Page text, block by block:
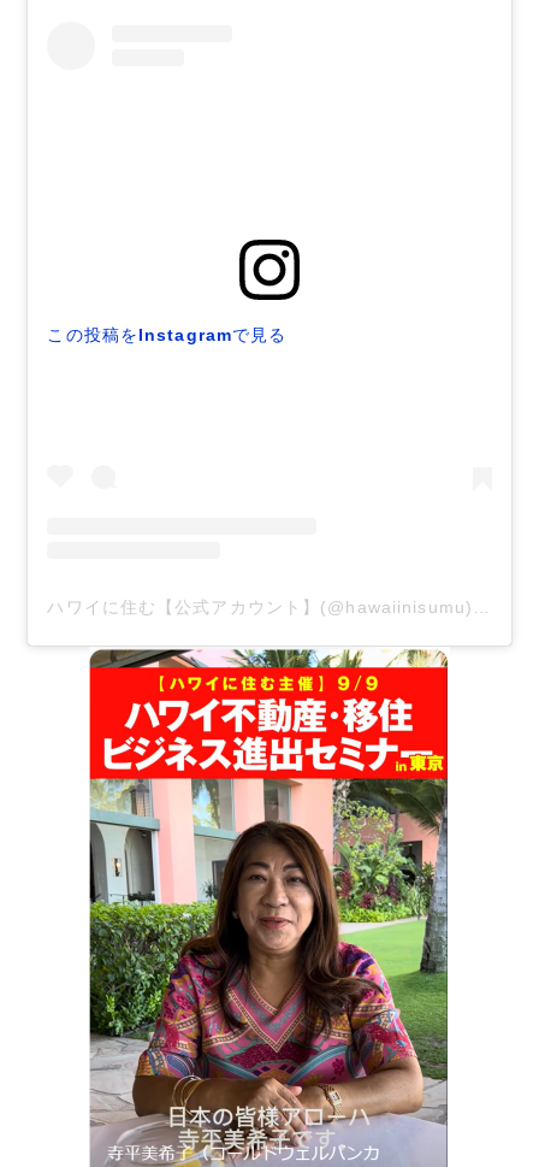
この投稿をInstagramで見る
ハワイに住む【公式アカウント】(@hawaiinisumu)がシェアした投稿